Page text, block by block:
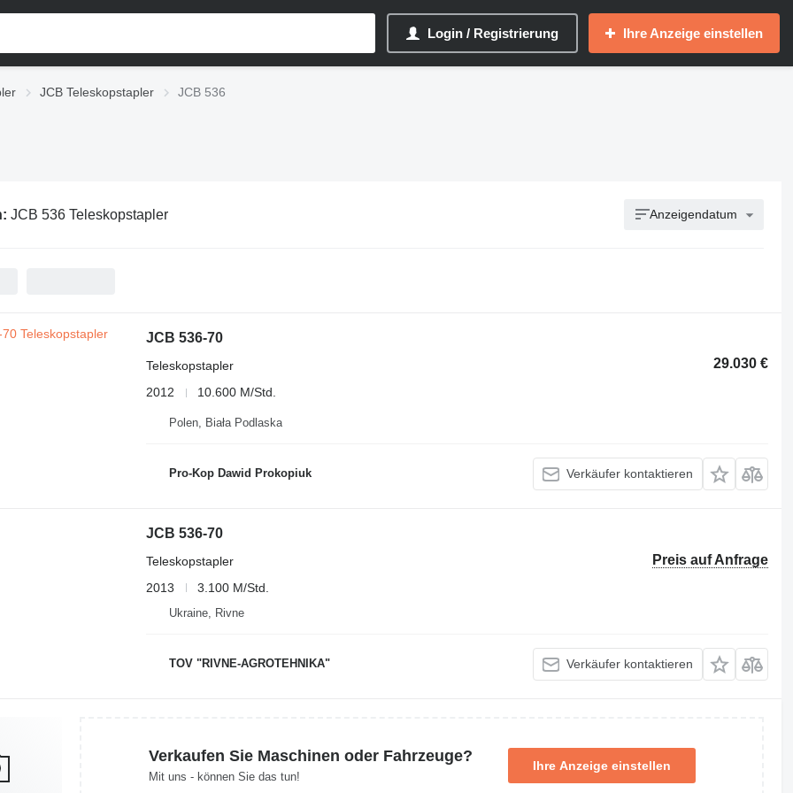
Login / Registrierung Ihre Anzeige einstellen
JCB Teleskopstapler JCB 536
JCB 536 Teleskopstapler Anzeigendatum
JCB 536-70
29.030 €
Teleskopstapler
2012
10.600 M/Std.
Polen, Biała Podlaska
Pro-Kop Dawid Prokopiuk Verkäufer kontaktieren
JCB 536-70
Preis auf Anfrage
Teleskopstapler
2013
3.100 M/Std.
Ukraine, Rivne
TOV "RIVNE-AGROTEHNIKA" Verkäufer kontaktieren
Verkaufen Sie Maschinen oder Fahrzeuge?
Mit uns - können Sie das tun!
Ihre Anzeige einstellen